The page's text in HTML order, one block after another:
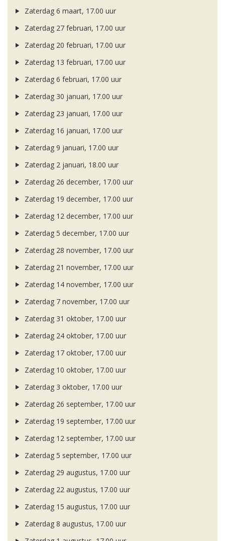
Zaterdag 6 maart, 17.00 uur
Zaterdag 27 februari, 17.00 uur
Zaterdag 20 februari, 17.00 uur
Zaterdag 13 februari, 17.00 uur
Zaterdag 6 februari, 17.00 uur
Zaterdag 30 januari, 17.00 uur
Zaterdag 23 januari, 17.00 uur
Zaterdag 16 januari, 17.00 uur
Zaterdag 9 januari, 17.00 uur
Zaterdag 2 januari, 18.00 uur
Zaterdag 26 december, 17.00 uur
Zaterdag 19 december, 17.00 uur
Zaterdag 12 december, 17.00 uur
Zaterdag 5 december, 17.00 uur
Zaterdag 28 november, 17.00 uur
Zaterdag 21 november, 17.00 uur
Zaterdag 14 november, 17.00 uur
Zaterdag 7 november, 17.00 uur
Zaterdag 31 oktober, 17.00 uur
Zaterdag 24 oktober, 17.00 uur
Zaterdag 17 oktober, 17.00 uur
Zaterdag 10 oktober, 17.00 uur
Zaterdag 3 oktober, 17.00 uur
Zaterdag 26 september, 17.00 uur
Zaterdag 19 september, 17.00 uur
Zaterdag 12 september, 17.00 uur
Zaterdag 5 september, 17.00 uur
Zaterdag 29 augustus, 17.00 uur
Zaterdag 22 augustus, 17.00 uur
Zaterdag 15 augustus, 17.00 uur
Zaterdag 8 augustus, 17.00 uur